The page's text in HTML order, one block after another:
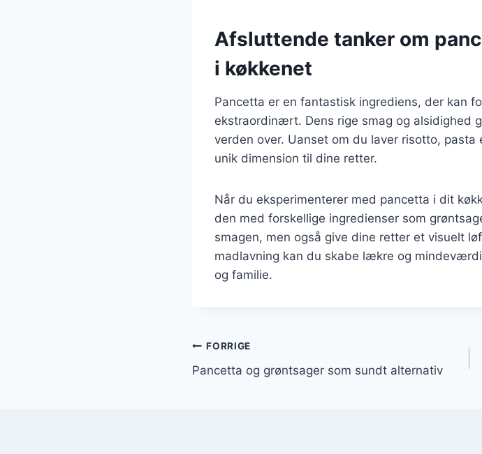
Afsluttende tanker om
i køkkenet
Pancetta er en fantastisk ingrediens, der kan
ekstraordinært. Dens rige smag og alsidighed
verden over. Uanset om du laver risotto,
unik dimension til dine retter.
Når du eksperimenterer med pancetta i dit
den med forskellige ingredienser som
smagen, men også give dine retter et visuelt
madlavning kan du skabe lækre og
og familie.
Indlægsnavigation
FORRIGE
Pancetta og grøntsager som sundt alternativ